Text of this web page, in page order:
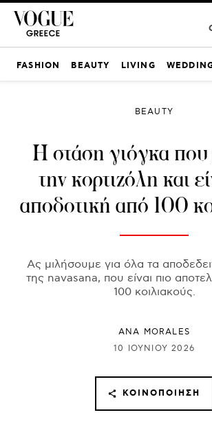
FASHION BEAUTY LIVING
BEAUTY
Η στάση γιόγκα που
την κορτιζόλη και
αποδοτική από 100
Ας μιλήσουμε για όλα τα
της navasana, που είναι πιο
100 κοιλιακούς.
ANA MORALES
10 ΙΟΥΝΊΟΥ 2026
ΚΟΙΝΟΠΟΊΗΣΗ